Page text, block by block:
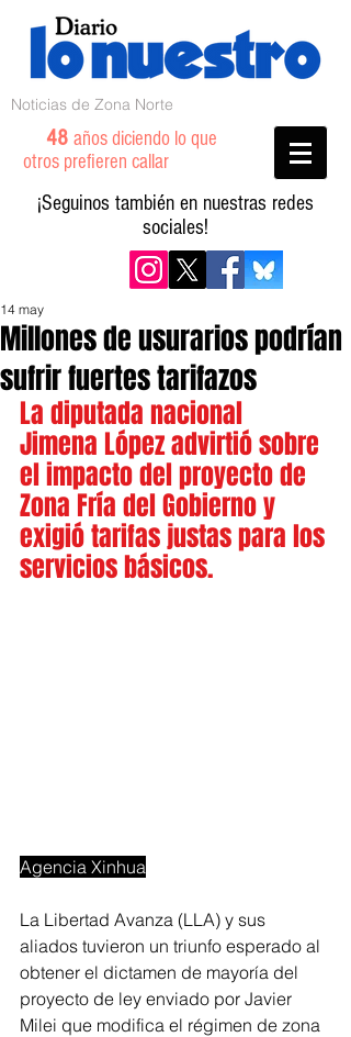
Noticias de Zona Norte
48 años diciendo lo que
otros prefieren callar
¡Seguinos también en nuestras redes
sociales!
Millones de usurarios podrían
sufrir fuertes tarifazos
14 may
La diputada nacional
Jimena López advirtió sobre
el impacto del proyecto de
Zona Fría del Gobierno y
exigió tarifas justas para los
servicios básicos.
Agencia Xinhua
La Libertad Avanza (LLA) y sus
aliados tuvieron un triunfo esperado al
obtener el dictamen de mayoría del
proyecto de ley enviado por Javier
Milei que modifica el régimen de zona